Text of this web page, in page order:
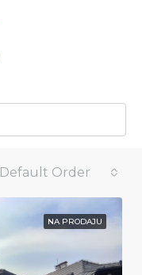
Default Order
NA PRODAJU